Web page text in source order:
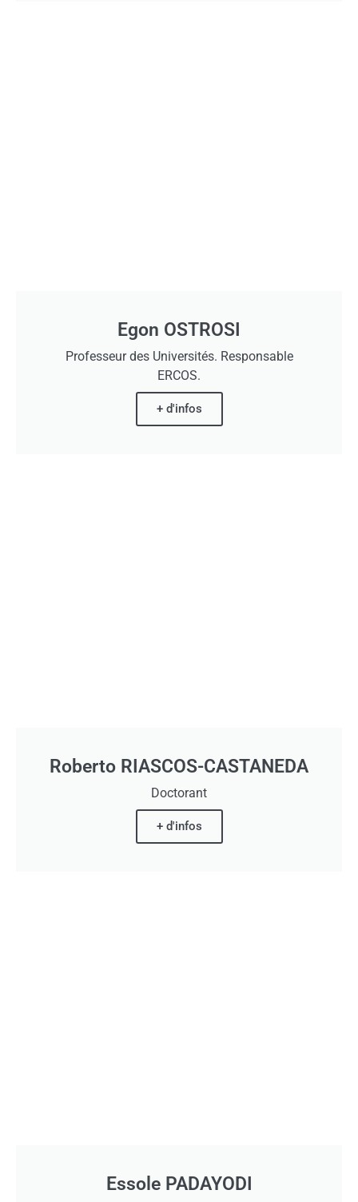
Egon OSTROSI
Professeur des Universités. Responsable
ERCOS.
+ d'infos
Roberto RIASCOS-CASTANEDA
Doctorant
+ d'infos
Essole PADAYODI